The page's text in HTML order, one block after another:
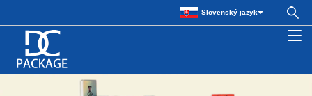
Slovenský jazyk